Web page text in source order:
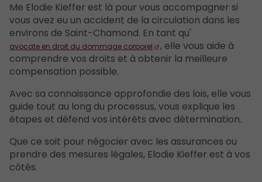
Me Elodie Kieffer est là pour vous accompagner si
vous avez eu un accident de la circulation dans les
environs de Saint-Chamond. En tant qu'
avocate en droit du dommage corporel
, elle vous aide à
comprendre vos droits et à obtenir la meilleure
compensation possible.
Avec sa connaissance approfondie des lois, elle vous
guide tout au long du processus, vous explique les
étapes et défend vos intérêts avec détermination.
Que ce soit pour négocier avec les assurances ou
prendre des mesures légales, Elodie Kieffer est à vos
côtés.